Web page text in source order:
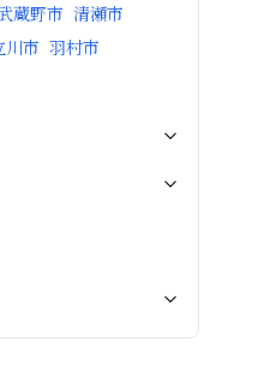
蔵野市 清瀬市
川市 羽村市